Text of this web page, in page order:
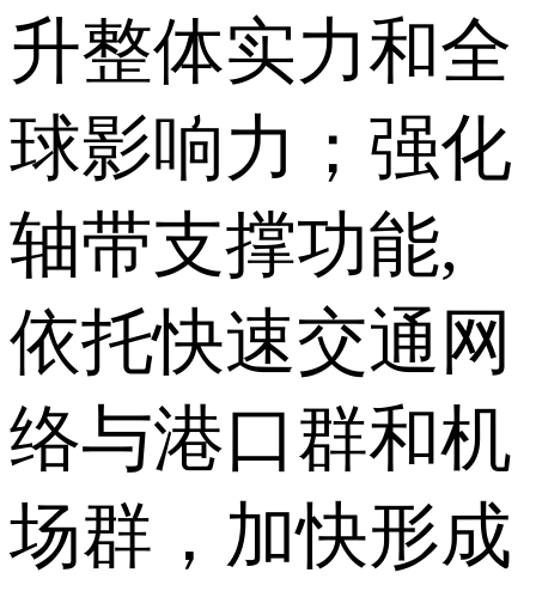
升整体实力和全
球影响力；强化
轴带支撑功能,
依托快速交通网
络与港口群和机
场群，加快形成